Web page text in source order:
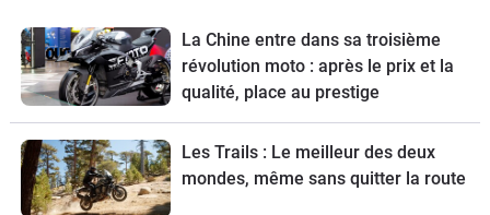
La Chine entre dans sa troisième
révolution moto : après le prix et la
qualité, place au prestige
Les Trails : Le meilleur des deux
mondes, même sans quitter la route